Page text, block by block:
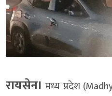
रायसेन। मध्य प्रदेश